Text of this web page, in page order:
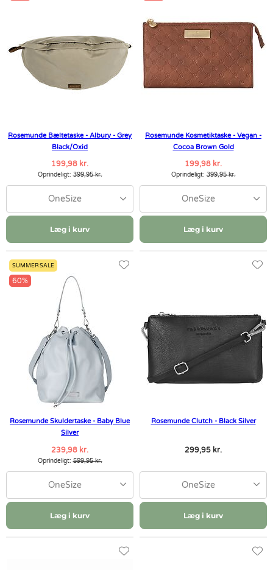
Rosemunde Bæltetaske - Albury - Grey
Black/Oxid
199,98 kr.
Oprindeligt:399,95 kr.
OneSize
Læg i kurv
Rosemunde Kosmetiktaske - Vegan -
Cocoa Brown Gold
199,98 kr.
Oprindeligt:399,95 kr.
OneSize
Læg i kurv
SUMMER SALE
60%
Rosemunde Skuldertaske - Baby Blue
Silver
239,98 kr.
Oprindeligt:599,95 kr.
OneSize
Læg i kurv
Rosemunde Clutch - Black Silver
299,95 kr.
OneSize
Læg i kurv